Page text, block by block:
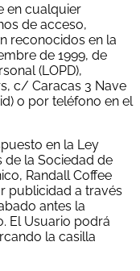
en cualquier
de acceso,
reconocidos en la
de 1999, de
(LOPD),
c/ Caracas 3 Nave
o por teléfono en el
en la Ley
de la Sociedad de
Randall Coffee
publicidad a través
antes la
El Usuario podrá
la casilla